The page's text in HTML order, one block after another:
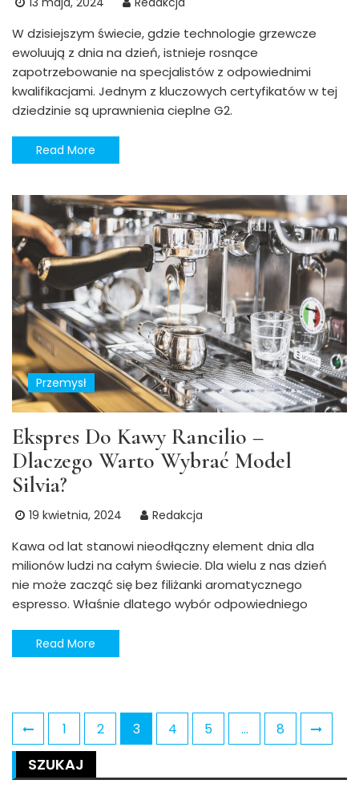
W dzisiejszym świecie, gdzie technologie grzewcze
ewoluują z dnia na dzień, istnieje rosnące
zapotrzebowanie na specjalistów z odpowiednimi
kwalifikacjami. Jednym z kluczowych certyfikatów w tej
dziedzinie są uprawnienia cieplne G2.
Read More
Przemysł
Ekspres Do Kawy Rancilio –
Dlaczego Warto Wybrać Model
Silvia?
19 kwietnia, 2024 Redakcja
Kawa od lat stanowi nieodłączny element dnia dla
milionów ludzi na całym świecie. Dla wielu z nas dzień
nie może zacząć się bez filiżanki aromatycznego
espresso. Właśnie dlatego wybór odpowiedniego
Read More
Stronicowanie
wpisów
1 2 3 4 5 … 8
SZUKAJ